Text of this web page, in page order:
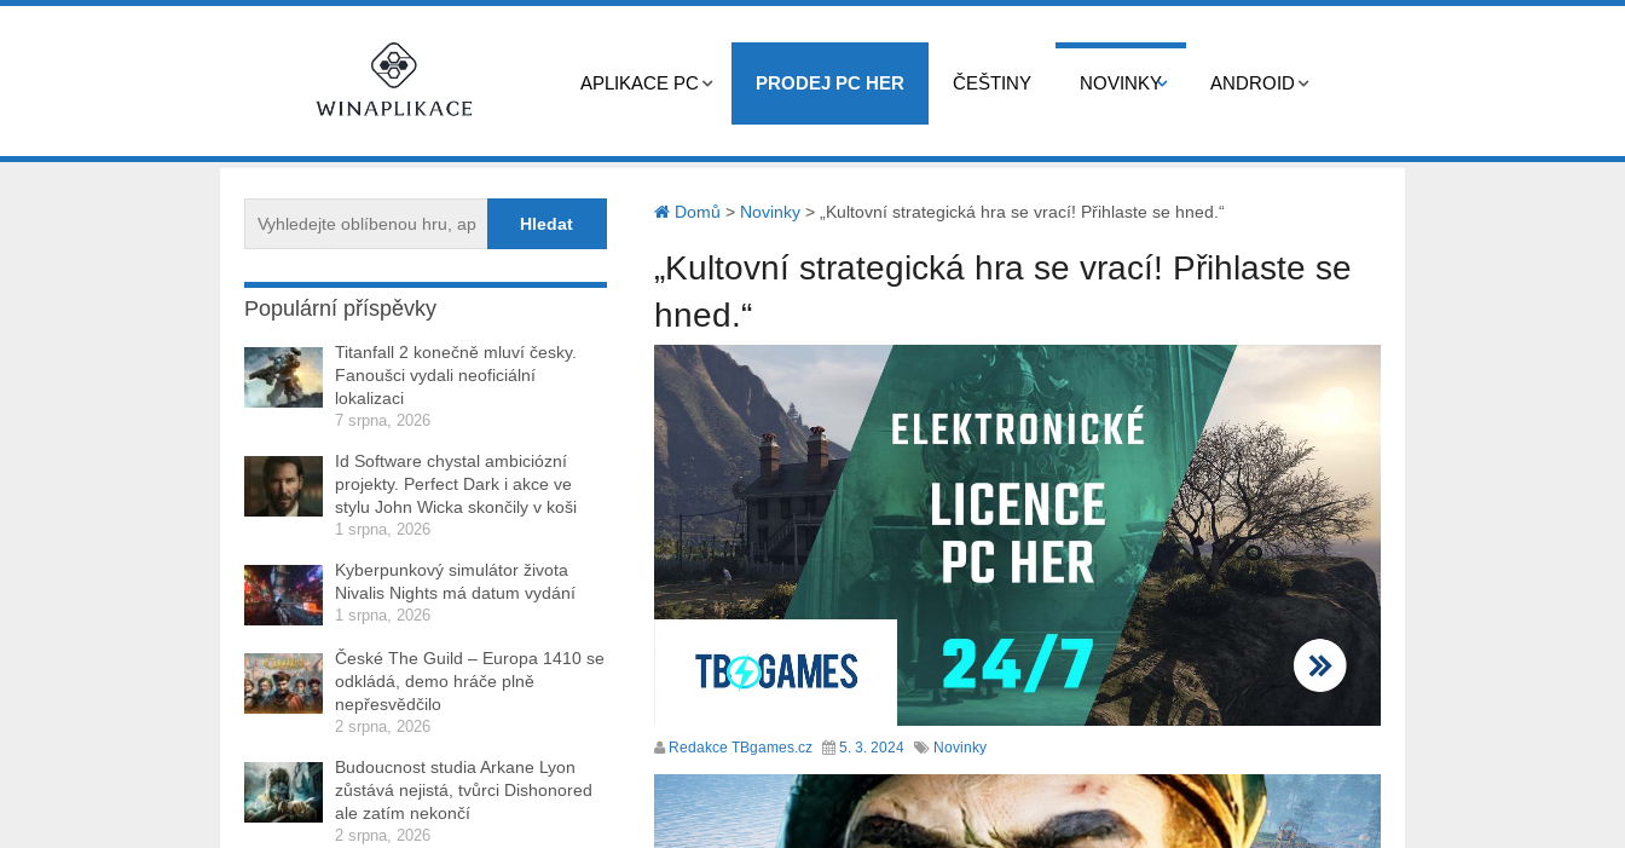
APLIKACE PC PRODEJ PC HER ČEŠTINY NOVINKY ANDROID
Domů > Novinky> „Kultovní strategická hra se vrací! Přihlaste se hned.“
„Kultovní strategická hra se vrací! Přihlaste se
hned.“
Redakce TBgames.cz 5. 3. 2024 Novinky
Populární příspěvky
Titanfall 2 konečně mluví česky.
Fanoušci vydali neoficiální
lokalizaci
7 srpna, 2026
Id Software chystal ambiciózní
projekty. Perfect Dark i akce ve
stylu John Wicka skončily v koši
1 srpna, 2026
Kyberpunkový simulátor života
Nivalis Nights má datum vydání
1 srpna, 2026
České The Guild – Europa 1410 se
odkládá, demo hráče plně
nepřesvědčilo
2 srpna, 2026
Budoucnost studia Arkane Lyon
zůstává nejistá, tvůrci Dishonored
ale zatím nekončí
2 srpna, 2026